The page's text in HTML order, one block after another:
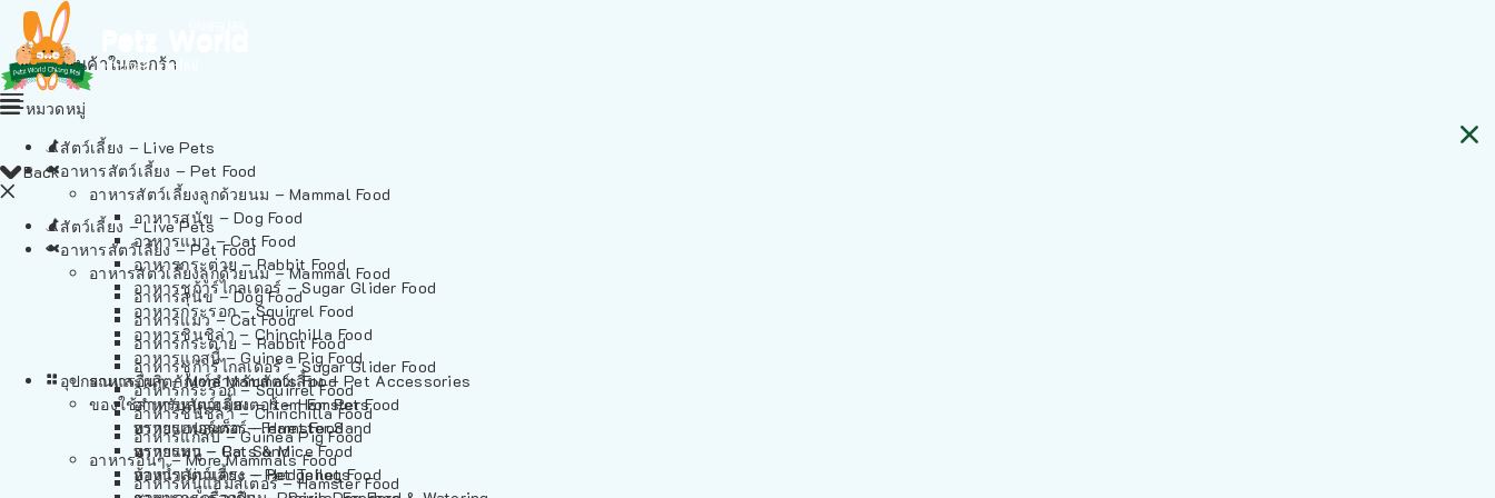
ไม่มีสินค้าในตะกร้า
Back
สัตว์เลี้ยง – Live Pets
อาหารสัตว์เลี้ยง – Pet Food
อาหารสัตว์เลี้ยงลูกด้วยนม – Mammal Food
อาหารสุนัข – Dog Food
อาหารแมว – Cat Food
อาหารกระต่าย – Rabbit Food
อาหารชูก้าร์ไกลเดอร์ – Sugar Glider Food
อาหารกระรอก – Squirrel Food
อาหารชินชิล่า – Chinchilla Food
อาหารแกสบี้ – Guinea Pig Food
อาหารอื่นๆ – More Mammals Food
อาหารหนูแฮมสเตอร์ – Hamster Food
หมวดหมู่
สัตว์เลี้ยง – Live Pets
อาหารสัตว์เลี้ยง – Pet Food
อาหารสัตว์เลี้ยงลูกด้วยนม – Mammal Food
อาหารสุนัข – Dog Food
อาหารแมว – Cat Food
อาหารกระต่าย – Rabbit Food
อาหารชูก้าร์ไกลเดอร์ – Sugar Glider Food
อาหารกระรอก – Squirrel Food
อาหารชินชิล่า – Chinchilla Food
อาหารแกสบี้ – Guinea Pig Food
อาหารอื่นๆ – More Mammals Food
อาหารหนูแฮมสเตอร์ – Hamster Food
อาหารเฟอร์เร็ต – Ferret Food
อาหารหนู – Rats & Mice Food
อาหารเม่นแคระ – Hedgehog Food
อุปกรณและผลิตภัณฑ์สำหรับสัตว์เลี้ยง – Pet Accessories
ของใช้สำหรับสัตว์เลี้ยง – Item For Pets
ทรายแฮมสเตอร์ – Hamster Sand
ทรายแมว – Cat Sand
ห้องน้ำสัตว์เลี้ยง – Pet Toilets